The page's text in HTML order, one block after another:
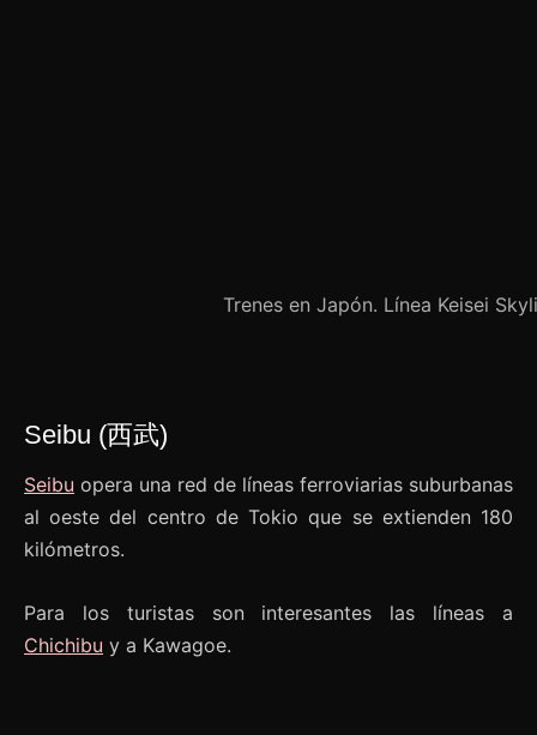
Trenes en Japón. Línea Keisei
Seibu (西武)
Seibu opera una red de líneas ferroviarias suburbanas
al oeste del centro de Tokio que se extienden 180
kilómetros.
Para los turistas son interesantes las líneas a
Chichibu y a Kawagoe.